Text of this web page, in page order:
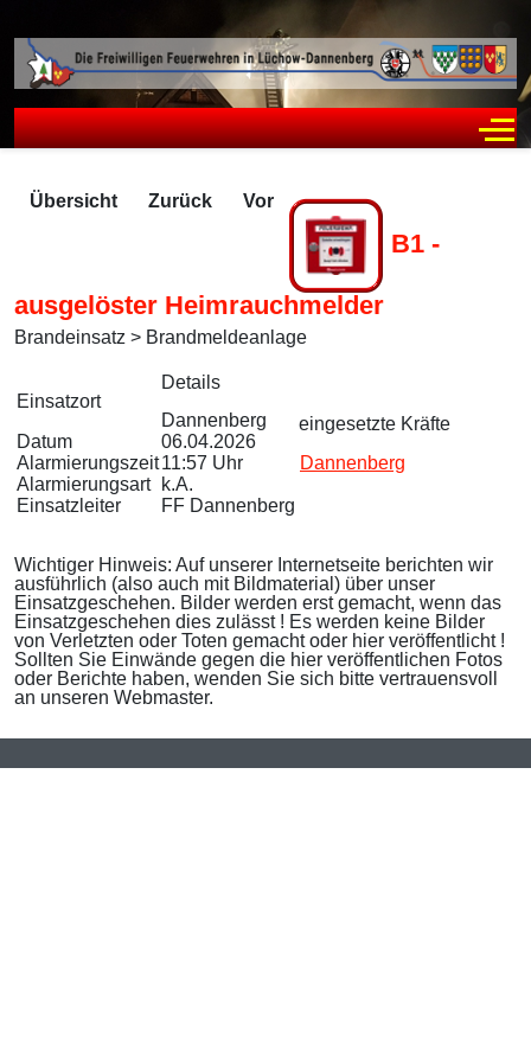
Übersicht Zurück Vor
B1 -
ausgelöster Heimrauchmelder
Brandeinsatz > Brandmeldeanlage
Einsatzort
Details
Dannenberg
Datum
06.04.2026
Alarmierungszeit11:57 Uhr
Alarmierungsart
k.A.
Einsatzleiter
FF Dannenberg
eingesetzte Kräfte
Dannenberg
Wichtiger Hinweis: Auf unserer Internetseite berichten wir
ausführlich (also auch mit Bildmaterial) über unser
Einsatzgeschehen. Bilder werden erst gemacht, wenn das
Einsatzgeschehen dies zulässt ! Es werden keine Bilder
von Verletzten oder Toten gemacht oder hier veröffentlicht !
Sollten Sie Einwände gegen die hier veröffentlichen Fotos
oder Berichte haben, wenden Sie sich bitte vertrauensvoll
an unseren Webmaster.